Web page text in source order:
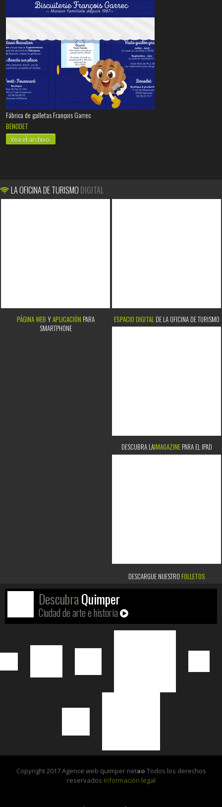
Fábrica de galletas François Garrec
BENODET
Vea el archivo.
LA OFICINA DE TURISMO DIGITAL
PÁGINA WEB YAPLICACIÓN PARA
SMARTPHONE
ESPACIO DIGITAL DE LA OFICINA DE TURISMO
DESCUBRA LAIMAGAZINEPARA EL IPAD
DESCARGUE NUESTRO FOLLETOS
DescubraQuimper
Ciudad de arte e historia
Copyright 2017 Agence web quimper netao Todos los derechos
reservados Información legal